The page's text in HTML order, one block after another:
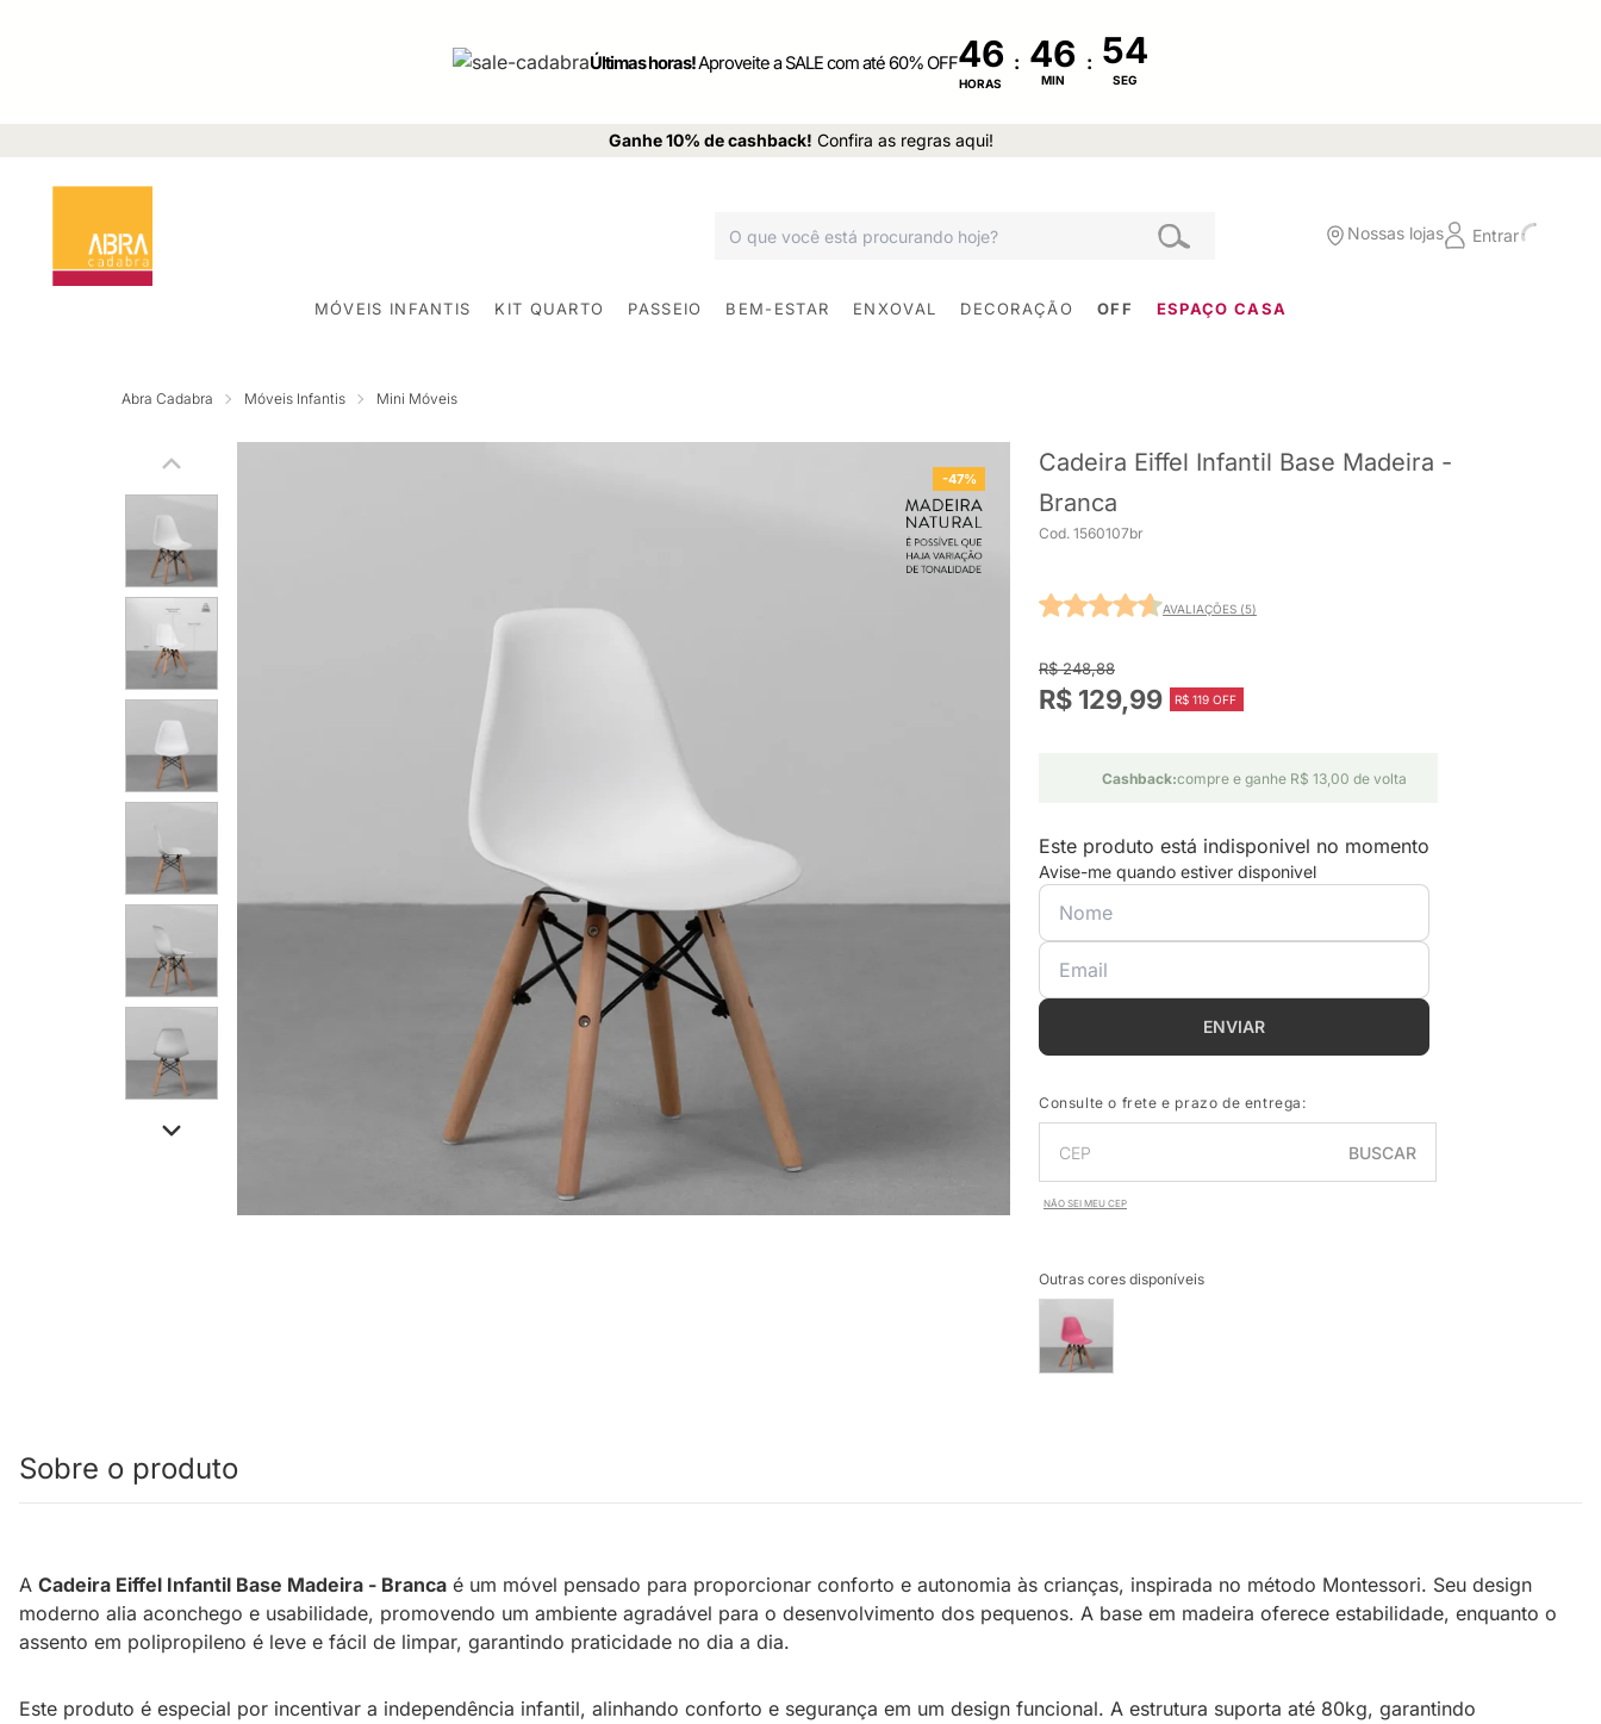
Últimas horas!Aproveite a SALE com até 60% OFF46
HORAS
:
MIN
:
SEG
Ganhe 10% de cashback! Confira as regras aqui!
Nossas lojas Entrar
MÓVEIS INFANTIS KIT QUARTO PASSEIO BEM-ESTAR ENXOVAL DECORAÇÃO OFF ESPAÇO CASA
Abra Cadabra Móveis Infantis Mini Móveis
-47%
Cadeira Eiffel Infantil Base Madeira -
Branca
Cod. 1560107br
AVALIAÇÕES (5)
R$ 248,88
R$ 129,99 R$ 119 OFF
Cashback:compre e ganhe R$ 13,00 de volta
Este produto está indisponivel no momento
Avise-me quando estiver disponivel
ENVIAR
Consulte o frete e prazo de entrega:
BUSCAR
NÃO SEI MEU CEP
Outras cores disponíveis
Sobre o produto
A Cadeira Eiffel Infantil Base Madeira - Branca é um móvel pensado para proporcionar conforto e autonomia às crianças, inspirada no método Montessori. Seu design
moderno alia aconchego e usabilidade, promovendo um ambiente agradável para o desenvolvimento dos pequenos. A base em madeira oferece estabilidade, enquanto o
assento em polipropileno é leve e fácil de limpar, garantindo praticidade no dia a dia.
Este produto é especial por incentivar a independência infantil, alinhando conforto e segurança em um design funcional. A estrutura suporta até 80kg, garantindo